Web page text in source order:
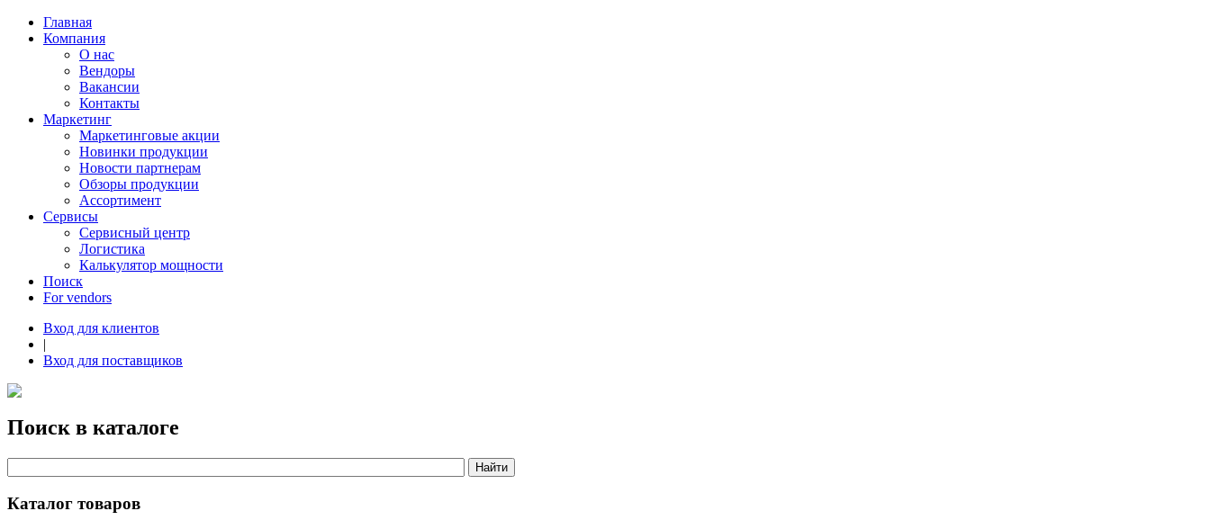
Главная
Компания
О нас
Вендоры
Вакансии
Контакты
Маркетинг
Маркетинговые акции
Новинки продукции
Новости партнерам
Обзоры продукции
Ассортимент
Сервисы
Сервисный центр
Логистика
Калькулятор мощности
Поиск
For vendors
Вход для клиентов
|
Вход для поставщиков
Поиск в каталоге
Каталог товаров